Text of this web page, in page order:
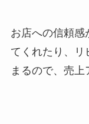
お店への信頼感
てくれたり、リ
まるので、売上